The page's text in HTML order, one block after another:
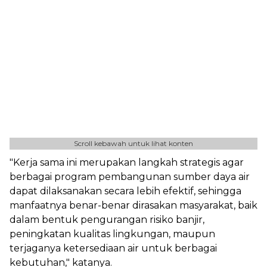
Scroll kebawah untuk lihat konten
"Kerja sama ini merupakan langkah strategis agar
berbagai program pembangunan sumber daya air
dapat dilaksanakan secara lebih efektif, sehingga
manfaatnya benar-benar dirasakan masyarakat, baik
dalam bentuk pengurangan risiko banjir,
peningkatan kualitas lingkungan, maupun
terjaganya ketersediaan air untuk berbagai
kebutuhan," katanya.